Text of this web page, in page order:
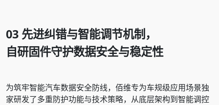
03 先进纠错与智能调节机制，
自研固件守护数据安全与稳定性
为筑牢智能汽车数据安全防线，佰维专为车规级应用场景独
家研发了多重防护功能与技术策略，从底层架构到智能调控